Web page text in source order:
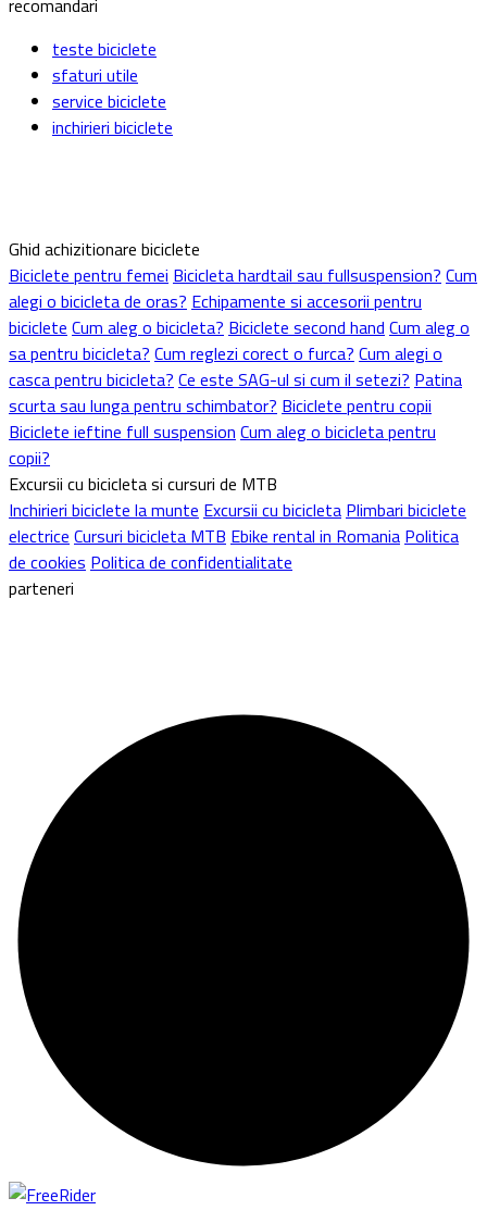
teste biciclete
sfaturi utile
service biciclete
inchirieri biciclete
Ghid achizitionare biciclete
Biciclete pentru femei Bicicleta hardtail sau fullsuspension? Cum
alegi o bicicleta de oras? Echipamente si accesorii pentru
biciclete Cum aleg o bicicleta? Biciclete second hand Cum aleg o
sa pentru bicicleta? Cum reglezi corect o furca? Cum alegi o
casca pentru bicicleta? Ce este SAG-ul si cum il setezi? Patina
scurta sau lunga pentru schimbator? Biciclete pentru copii
Biciclete ieftine full suspension Cum aleg o bicicleta pentru
copii?
Excursii cu bicicleta si cursuri de MTB
Inchirieri biciclete la munte Excursii cu bicicleta Plimbari biciclete
electrice Cursuri bicicleta MTB Ebike rental in Romania Politica
de cookies Politica de confidentialitate
parteneri